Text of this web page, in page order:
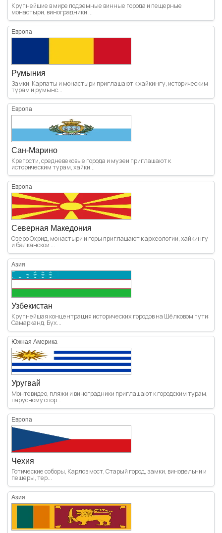
Крупнейшие в мире подземные винные города и пещерные
монастыри, виноградники ...
Европа
Румыния
Замки, Карпаты и монастыри приглашают к хайкингу, историческим
турам и румынс...
Европа
Сан-Марино
Крепости, средневековые города и музеи приглашают к
историческим турам, хайки...
Европа
Северная Македония
Озеро Охрид, монастыри и горы приглашают к археологии, хайкингу
и балканской ...
Азия
Узбекистан
Крупнейшая концентрация исторических городов на Шёлковом пути:
Самарканд, Бух...
Южная Америка
Уругвай
Монтевидео, пляжи и виноградники приглашают к городским турам,
парусному спор...
Европа
Чехия
Готические соборы, Карлов мост, Старый город, замки, винодельни и
пещеры, тер...
Азия